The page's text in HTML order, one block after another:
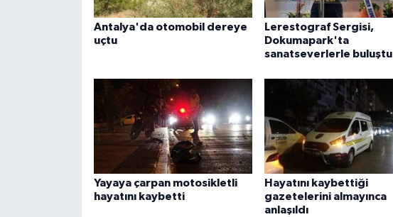
Antalya'da otomobil dereye
uçtu
Lerestograf Sergisi,
Dokumapark'ta
sanatseverlerle buluştu
Yayaya çarpan motosikletli
hayatını kaybetti
Hayatını kaybettiği
gazetelerini almayınca
anlaşıldı